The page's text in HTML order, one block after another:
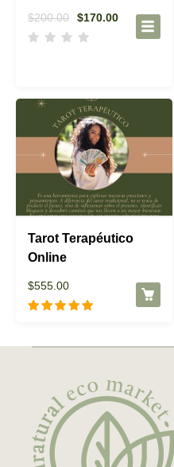
$200.00
El
precio
original
$170.00El
precio
actual
Tarot Terapéutico
Online
$555.00